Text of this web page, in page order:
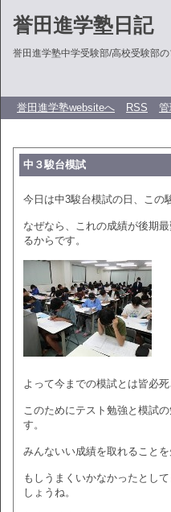
誉田進学塾日記
誉田進学塾中学受験部/高校受験部
誉田進学塾websiteへ RSS 管
中３駿台模試
今日は中3駿台模試の日、この
なぜなら、これの成績が後期
るからです。
よって今までの模試とは皆必死
このためにテスト勉強と模試
す。
みんないい成績を取れることを
もしうまくいかなかったとし
しょうね。